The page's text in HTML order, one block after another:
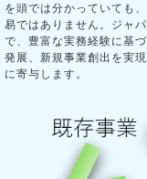
を頭では分かっていても
易ではありません。ジャ
で、豊富な実務経験に基
発展、新規事業創出を実
に寄与します。